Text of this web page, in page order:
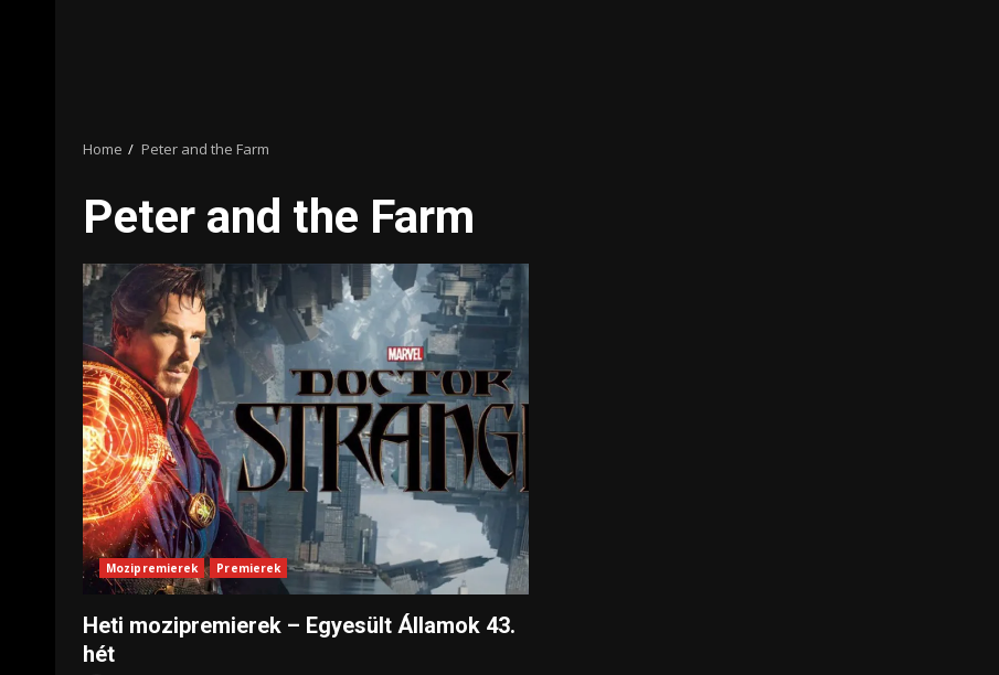
Home Peter and the Farm
Peter and the Farm
Mozipremierek Premierek
Heti mozipremierek – Egyesült Államok 43.
hét